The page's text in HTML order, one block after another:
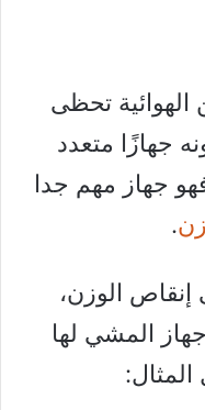
الهوائية تحظى
جهازًا متعدد
جهاز مهم جدا
.
الوزن،
المشي لها